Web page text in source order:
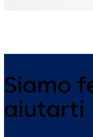
Siamo
aiutarti